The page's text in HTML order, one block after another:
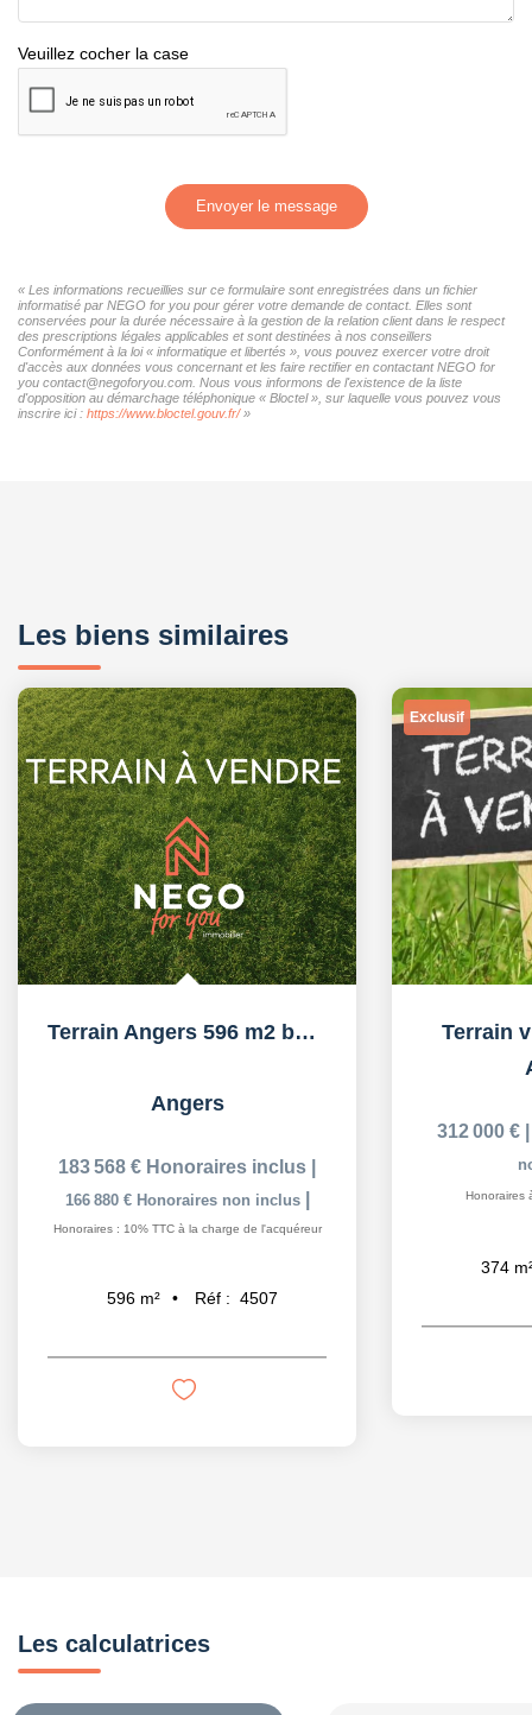
Veuillez cocher la case
Envoyer le message
« Les informations recueillies sur ce formulaire sont enregistrées dans un fichier
informatisé par NEGO for you pour gérer votre demande de contact. Elles sont
conservées pour la durée nécessaire à la gestion de la relation client dans le respect
des prescriptions légales applicables et sont destinées à nos conseillers
Conformément à la loi « informatique et libertés », vous pouvez exercer votre droit
d'accès aux données vous concernant et les faire rectifier en contactant NEGO for
you contact@negoforyou.com. Nous vous informons de l'existence de la liste
d'opposition au démarchage téléphonique « Bloctel », sur laquelle vous pouvez vous
inscrire ici : https://www.bloctel.gouv.fr/»
Les biens similaires
Terrain Angers 596 m2 bâtiment professionnel
Angers
183 568 € Honoraires inclus
166 880 € Honoraires non inclus
Honoraires : 10% TTC à la charge de l'acquéreur
596 m² Réf : 4507
Exclusif
Terrain
312 000 €
Honoraires
374
Les calculatrices